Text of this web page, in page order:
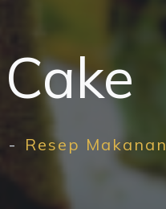
Resep Makanan